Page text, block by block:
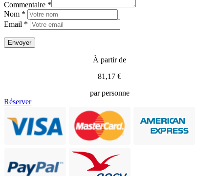
Commentaire *
Nom *
Email *
À partir de
81,17 €
par personne
Réserver